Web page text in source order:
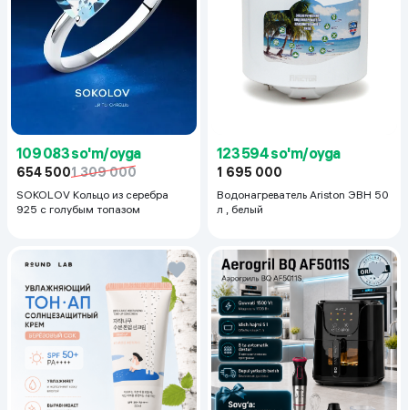
109 083 so'm/oyga
654 5001 309 000
SOKOLOV Кольцо из серебра
925 с голубым топазом
123 594 so'm/oyga
1 695 000
Водонагреватель Ariston ЭВН 50
л , белый